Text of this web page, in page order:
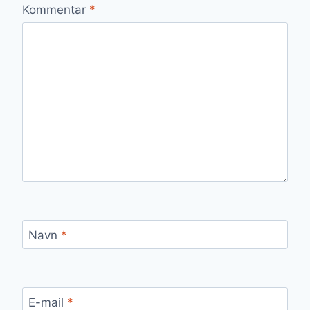
Kommentar *
Navn *
E-mail *